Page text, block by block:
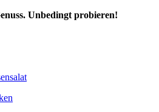
Unbedingt probieren!